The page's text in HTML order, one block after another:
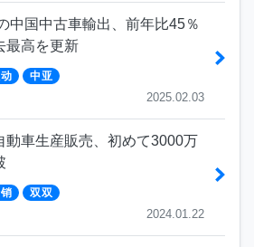
中国中古車輸出、前年比45％
最高を更新
中亚
2025.02.03
動車生産販売、初めて3000万
双双
2024.01.22